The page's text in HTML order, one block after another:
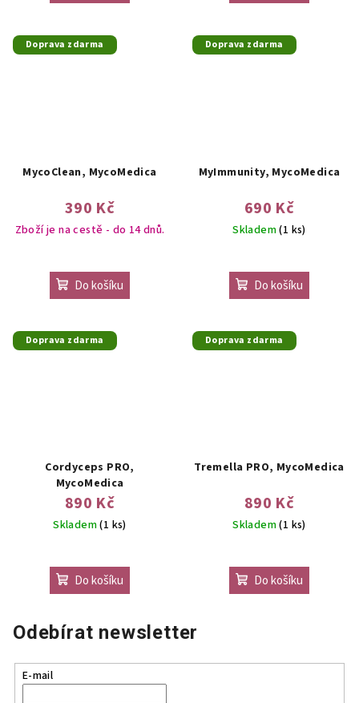
Doprava zdarma
MycoClean, MycoMedica
390 Kč
Zboží je na cestě - do 14 dnů.
Do košíku
Doprava zdarma
MyImmunity, MycoMedica
690 Kč
Skladem(1 ks)
Do košíku
Doprava zdarma
Cordyceps PRO,
MycoMedica
890 Kč
Skladem(1 ks)
Do košíku
Doprava zdarma
Tremella PRO, MycoMedica
890 Kč
Skladem(1 ks)
Do košíku
Odebírat newsletter
E-mail